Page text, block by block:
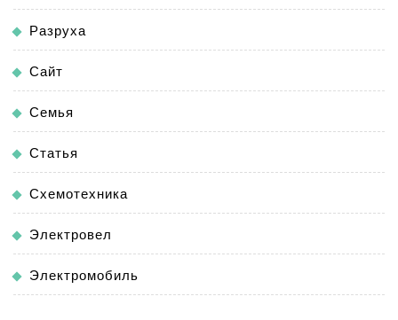
Разруха
Сайт
Семья
Статья
Схемотехника
Электровел
Электромобиль